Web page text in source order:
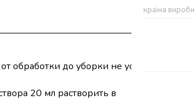
отобработки до уборки не устанавливается
20 мл растворить в
країна